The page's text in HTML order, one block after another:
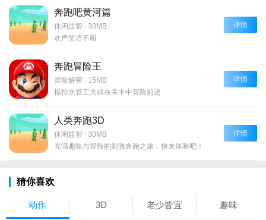
奔跑吧黄河篇
休闲益智 | 30MB
欢声笑语不断
详情
奔跑冒险王
冒险解密 | 15MB
操控水管工大叔在关卡中冒险前进
详情
人类奔跑3D
休闲益智 | 30MB
充满趣味与冒险的刺激奔跑之旅，快来体验吧！
详情
猜你喜欢
动作 3D 老少皆宜 趣味